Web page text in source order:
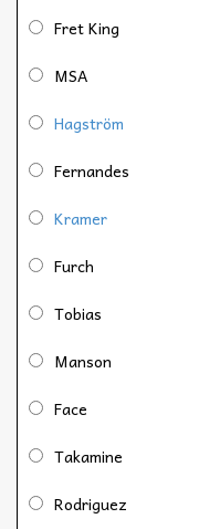
Fret King
MSA
Hagström
Fernandes
Kramer
Furch
Tobias
Manson
Face
Takamine
Rodriguez